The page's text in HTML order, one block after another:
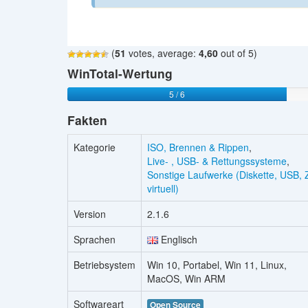
(51 votes, average: 4,60out of 5)
WinTotal-Wertung
5 / 6
Fakten
Kategorie ISO, Brennen & Rippen,
Live- , USB- & Rettungssysteme,
Sonstige Laufwerke (Diskette, USB,
virtuell)
Version
2.1.6
Sprachen
Englisch
Betriebsystem
Win 10, Portabel, Win 11, Linux,
MacOS, Win ARM
Softwareart
Open Source